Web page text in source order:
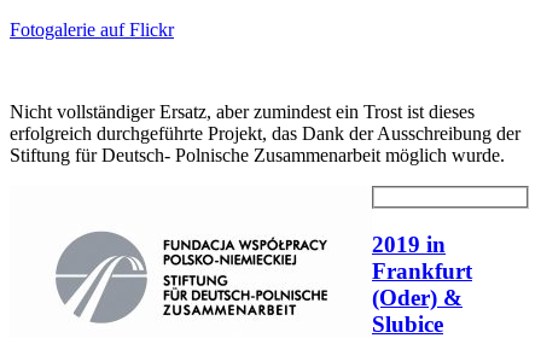
Fotogalerie auf Flickr
Nicht vollständiger Ersatz, aber zumindest ein Trost ist dieses
erfolgreich durchgeführte Projekt, das Dank der Ausschreibung der
Stiftung für Deutsch- Polnische Zusammenarbeit möglich wurde.
2019 in
Frankfurt
(Oder) &
Slubice